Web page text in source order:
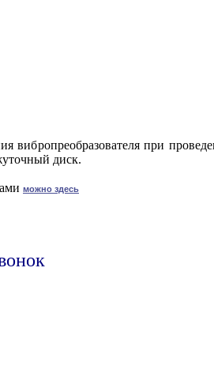
вибропреобразователя при
диск.
можно здесь